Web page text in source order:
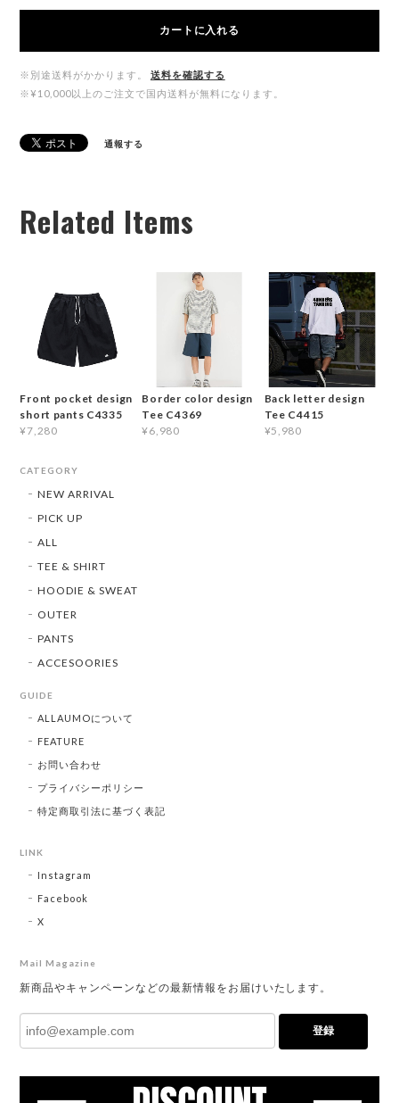
カートに入れる
※別途送料がかかります。
送料を確認する
※¥10,000以上のご注文で国内送料が無料になります。
通報する
Related Items
Front pocket design
short pants C4335
¥7,280
Border color design
Tee C4369
¥6,980
Back letter design
Tee C4415
¥5,980
CATEGORY
NEW ARRIVAL
PICK UP
ALL
TEE & SHIRT
HOODIE & SWEAT
OUTER
PANTS
ACCESOORIES
GUIDE
ALLAUMOについて
FEATURE
お問い合わせ
プライバシーポリシー
特定商取引法に基づく表記
LINK
Instagram
Facebook
X
Mail Magazine
新商品やキャンペーンなどの最新情報をお届けいたします。
登録